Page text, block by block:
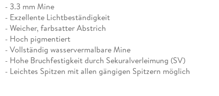
- 3.3 mm Mine
- Exzellente Lichtbeständigkeit
- Weicher, farbsatter Abstrich
- Hoch pigmentiert
- Vollständig wasservermalbare Mine
- Hohe Bruchfestigkeit durch Sekuralverleimung (SV)
- Leichtes Spitzen mit allen gängigen Spitzern möglich